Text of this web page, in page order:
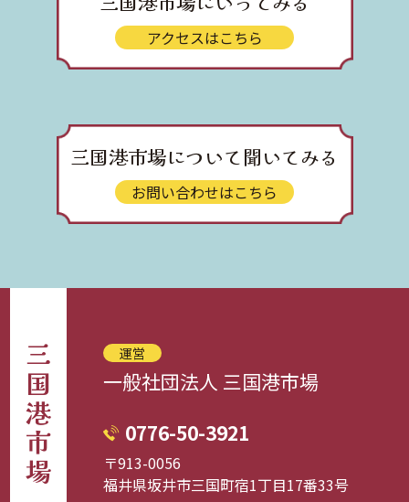
アクセスはこちら
三国港市場について聞いてみる
お問い合わせはこちら
三国港市場 運営
一般社団法人 三国港市場
0776-50-3921
〒913-0056
福井県坂井市三国町宿1丁目17番33号